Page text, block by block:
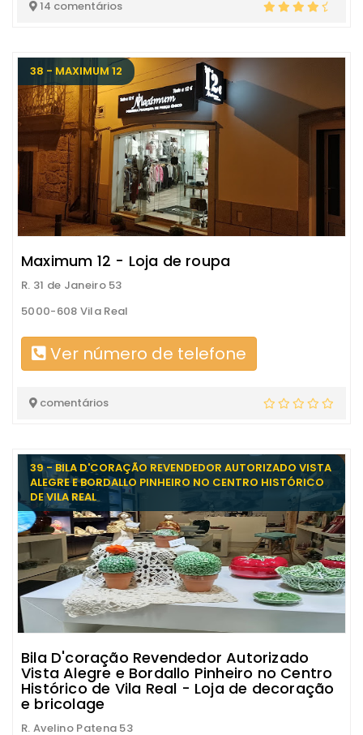
14 comentários
38 - MAXIMUM 12
Maximum 12 - Loja de roupa
R. 31 de Janeiro 53
5000-608 Vila Real
Ver número de telefone
comentários
39 - BILA D'CORAÇÃO REVENDEDOR AUTORIZADO VISTA
ALEGRE E BORDALLO PINHEIRO NO CENTRO HISTÓRICO
DE VILA REAL
Bila D'coração Revendedor Autorizado
Vista Alegre e Bordallo Pinheiro no Centro
Histórico de Vila Real - Loja de decoração
e bricolage
R. Avelino Patena 53